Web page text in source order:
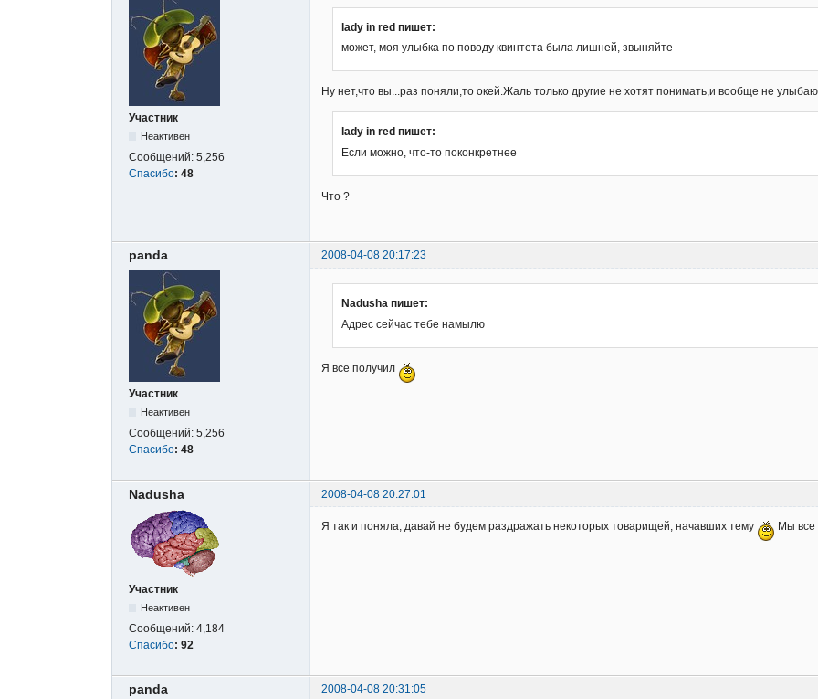
Участник
Неактивен
Сообщений: 5,256
Спасибо: 48
lady in red пишет:
может, моя улыбка по поводу квинтета была лишней, звыняйте
Ну нет,что вы...раз поняли,то окей.Жаль только другие не хотят понимать,и вообще не
lady in red пишет:
Если можно, что-то поконкретнее
Что ?
panda 2008-04-08 20:17:23
Участник
Неактивен
Сообщений: 5,256
Спасибо: 48
Nadusha пишет:
Адрес сейчас тебе намылю
Я все получил
Nadusha 2008-04-08 20:27:01
Участник
Неактивен
Сообщений: 4,184
Спасибо: 92
Я так и поняла, давай не будем раздражать некоторых товарищей, начавших тему Мы
panda 2008-04-08 20:31:05